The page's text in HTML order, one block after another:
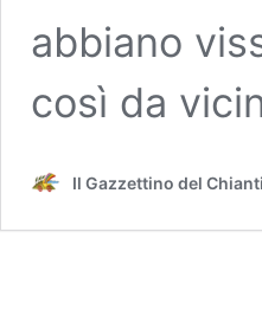
abbiano
così da
Il Gazzettino del